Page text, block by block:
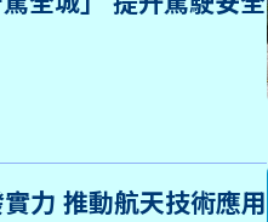
力 推動航天技術應用